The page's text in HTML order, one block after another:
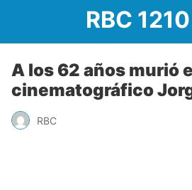
RBC
A los 62 años murió
cinematográfico
RBC